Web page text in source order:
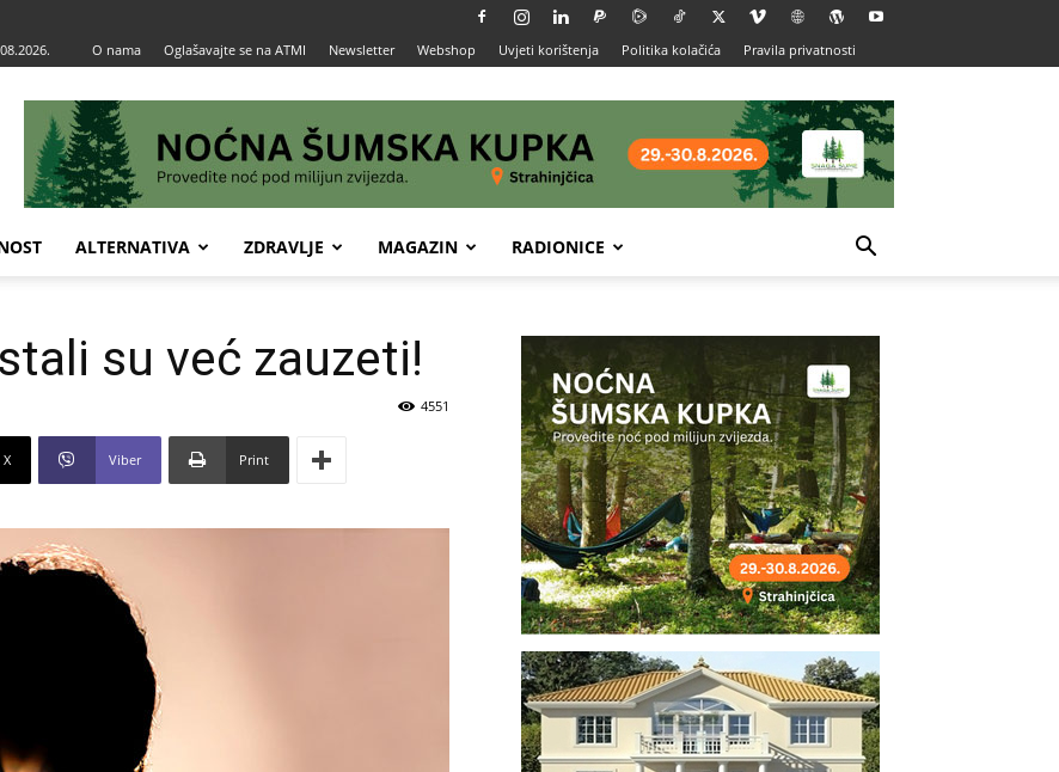
O nama Oglašavajte se na ATMI Newsletter Webshop Uvjeti korištenja Politika kolačića Pravila privatnosti
ALTERNATIVA ZDRAVLJE MAGAZIN RADIONICE
su već zauzeti!
4551
X Viber Print